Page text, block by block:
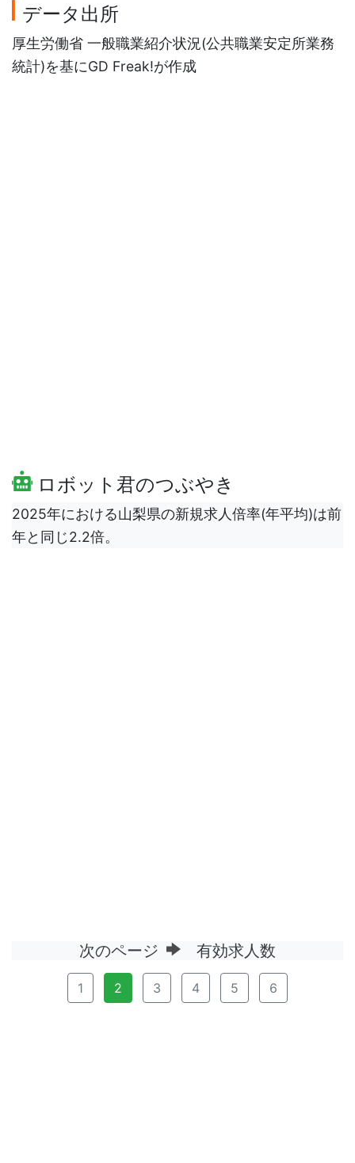
データ出所
厚生労働省 一般職業紹介状況(公共職業安定所業務
統計)を基にGD Freak!が作成
ロボット君のつぶやき
2025年における山梨県の新規求人倍率(年平均)は前
年と同じ2.2倍。
次のページ 有効求人数
1 2 3 4 5 6